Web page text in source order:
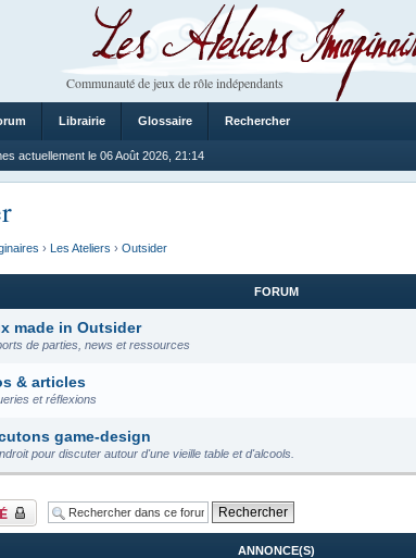
Les Ateliers Imaginaires
Communauté de jeux de rôle indépendants
Librairie Glossaire Rechercher
actuellement le 06 Août 2026, 21:14
› Les Ateliers › Outsider
FORUM
made in Outsider
de parties, news et ressources
& articles
et réflexions
game-design
pour discuter autour d'une vieille table et d'alcools.
ANNONCE(S)